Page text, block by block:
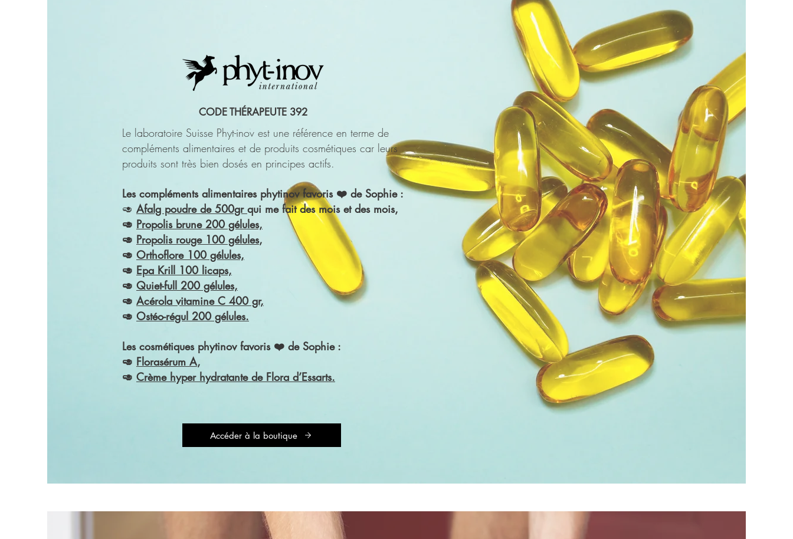
Le laboratoire Suisse Phyt-inov est une référence en terme de
compléments alimentaires et de produits cosmétiques car leurs
produits sont très bien dosés en principes actifs.
Les compléments alimentaires phytinov favoris ❤️ de Sophie :
🥑 Afalg poudre de 500gr qui me fait des mois et des mois,
🥑 Propolis brune 200 gélules,
🥑 Propolis rouge 100 gélules,
🥑 Orthoflore 100 gélules,
🥑 Epa Krill 100 licaps,
🥑 Quiet-full 200 gélules,
🥑 Acérola vitamine C 400 gr,
🥑 Ostéo-régul 200 gélules.
Les cosmétiques phytinov favoris ❤️ de Sophie :
🥑 Florasérum A,
🥑 Crème hyper hydratante de Flora d’Essarts.
CODE THÉRAPEUTE 392
Accéder à la boutique